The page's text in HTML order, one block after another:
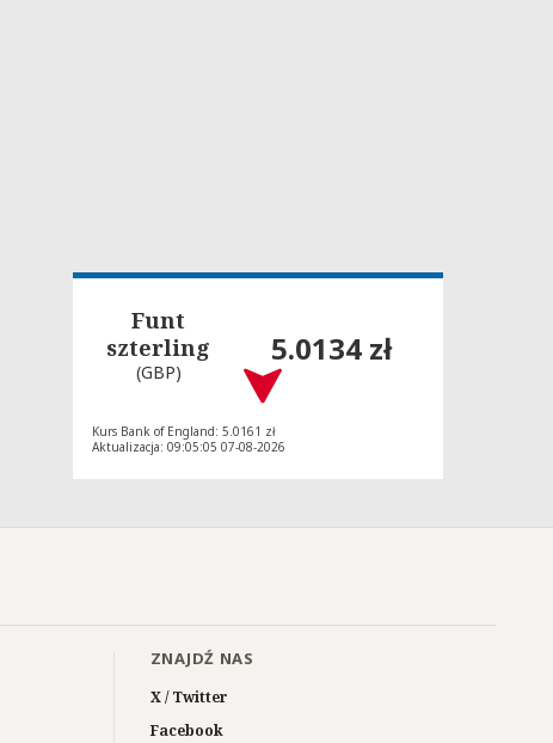
Funt
szterling
(GBP)
5.0134 zł
Kurs Bank of England: 5.0161 zł
Aktualizacja: 09:05:05 07-08-2026
ZNAJDŹ NAS
X / Twitter
Facebook